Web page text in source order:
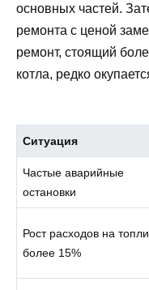
основных частей.
ремонта с ценой
ремонт, стоящий
котла, редко
Ситуация
Частые аварийные
остановки
Рост расходов на
более 15%